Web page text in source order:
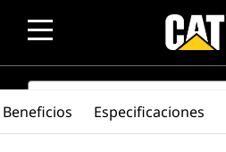
SEARCH
Beneficios Especificaciones